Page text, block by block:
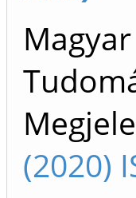
(2020)